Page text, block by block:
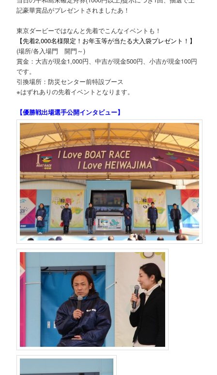
記豪華賞品がプレゼントされましたあ！
東京ダービーではなんと先着でこんなイベントも！
【先着2,000名様限定！お年玉等が当たる大入袋プレゼント！】
(場所/各入場門 開門～)
賞金：大吉が現金1,000円、中吉が現金500円、小吉が現金100円
です。
引換場所：防災センター前特設ブース
※はずれありの先着イベントとなります。
【優勝戦出場選手公開インタビュー】